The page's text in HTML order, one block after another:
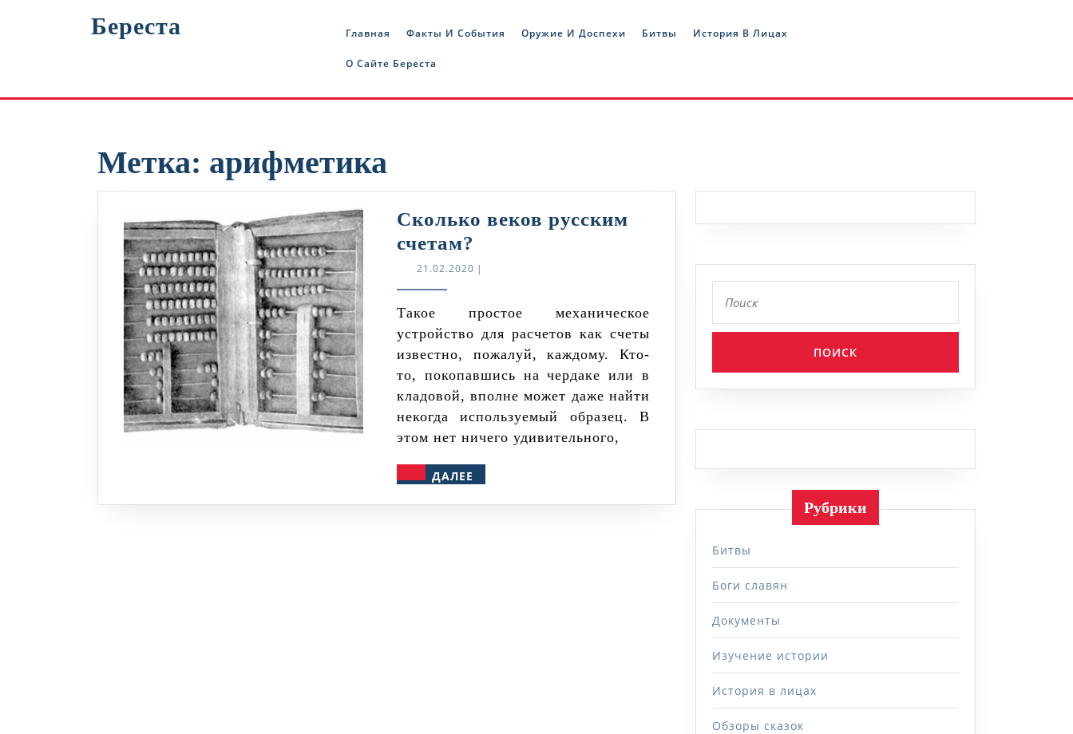
Береста Главная Факты И События Оружие И Доспехи Битвы История В Лицах
О Сайте Береста
Метка: арифметика
Сколько веков русским
счетам?
веков
счетам?
21.02.202021.02.2020
|
Такое простое механическое
устройство для расчетов как счеты
известно, пожалуй, каждому. Кто-
то, покопавшись на чердаке или в
кладовой, вполне может даже найти
некогда используемый образец. В
этом нет ничего удивительного,
ДАЛЕЕ
Рубрики
Битвы
Боги славян
Документы
Изучение истории
История в лицах
Обзоры сказок